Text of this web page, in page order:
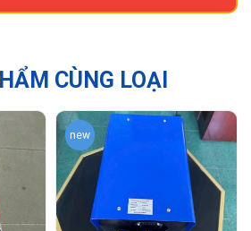
CÙNG LOẠI
new